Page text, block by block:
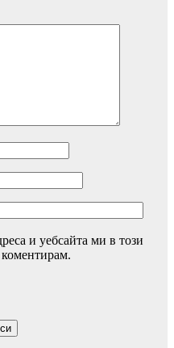
и уебсайта ми в този
коментирам.